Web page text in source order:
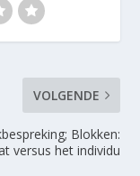
VOLGENDE
Blokken:
versus het individu